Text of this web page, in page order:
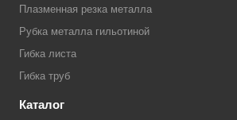
Плазменная резка металла
Рубка металла гильотиной
Гибка листа
Гибка труб
Каталог